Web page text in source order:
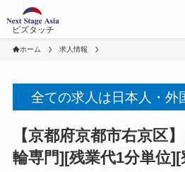
ビズタッチ
ホーム 求人情報
全ての求人は日本人・外
【京都府京都市右京区
輪専門][残業代1分単位][